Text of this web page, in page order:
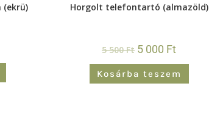
Horgolt telefontartó (almazöld)
5 500Ft 5 000 Ft
Kosárba teszem